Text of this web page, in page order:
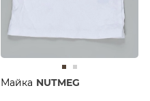
Майка NUTMEG